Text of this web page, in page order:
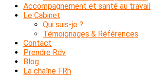
Accompagnement et santé au travail
Le Cabinet
Qui suis-je ?
Témoignages & Références
Contact
Prendre Rdv
Blog
La chaîne FRh